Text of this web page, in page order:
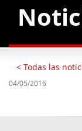
< Todas las
04/05/2016